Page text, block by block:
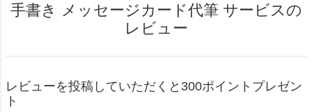
手書き メッセージカード代筆 サービスの
レビュー
レビューを投稿していただくと300ポイントプレゼン
ト